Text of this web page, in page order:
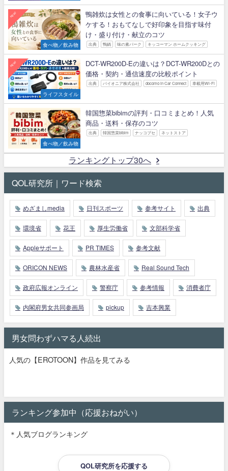
食べ物／飲み物
NEW!
鴨雑炊は女性との食事に向いている！女子ウ
ケする！おもてなしで好印象を目指す味付
け・盛り付け・献立のコツ
出典 鴨鍋 味の素パーク キッコーマン ホームクッキング
ライフスタイル
NEW!
DCT-WR200D-Eの違いは？DCT-WR200Dとの
価格・契約・通信速度の比較ポイント
出典 パイオニア株式会社 docomo in Car Connect 車載用Wi-Fi
食べ物／飲み物
韓国惣菜bibimの評判・口コミまとめ！人気
商品・送料・保存のコツ
出典 韓国惣菜bibim ナッコプセ ネットストア
ランキングトップ30へ
QOL研究所｜ワード検索
めざましmedia 日刊スポーツ 参考サイト 出典
環境省 花王 厚生労働省 文部科学省
Appleサポート PR TIMES 参考文献
ORICON NEWS 農林水産省 Real Sound Tech
政府広報オンライン 警察庁 参考情報 消費者庁
内閣府男女共同参画局 pickup 吉本興業
男女問わずハマる人続出
人気の【EROTOON】作品を見てみる
ランキング参加中（応援おねがい）
＊人気ブログランキング
QOL研究所を応援する